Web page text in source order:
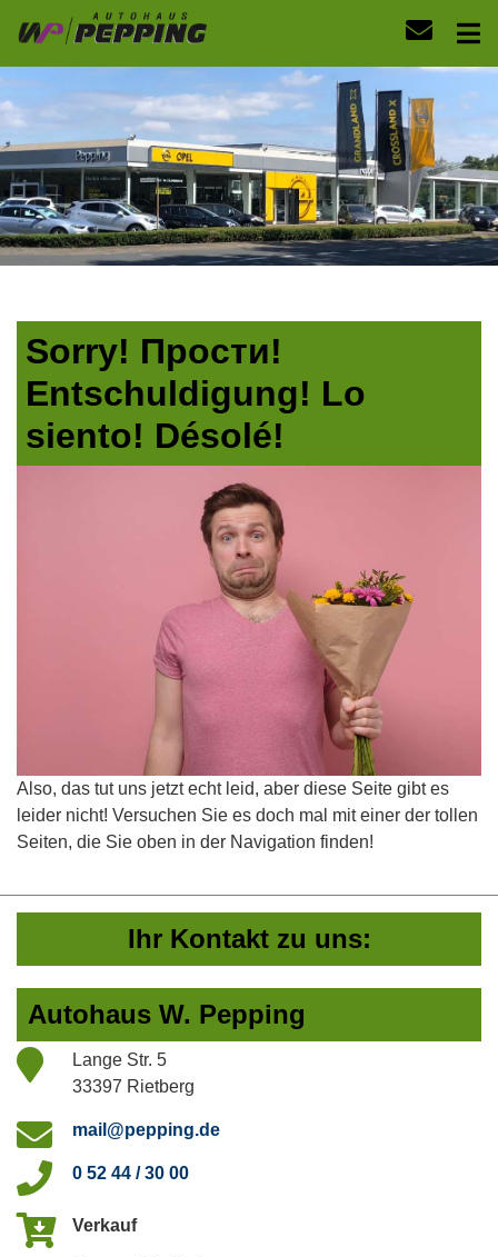
Sorry! Прости!
Entschuldigung! Lo
siento! Désolé!
Also, das tut uns jetzt echt leid, aber diese Seite gibt es
leider nicht! Versuchen Sie es doch mal mit einer der tollen
Seiten, die Sie oben in der Navigation finden!
Ihr Kontakt zu uns:
Autohaus W. Pepping
Lange Str. 5
33397 Rietberg
mail@pepping.de
0 52 44 / 30 00
Verkauf